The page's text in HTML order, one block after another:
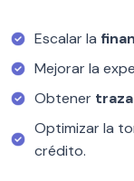
Escalar la
Mejorar la
Obtener
Optimizar la
crédito.